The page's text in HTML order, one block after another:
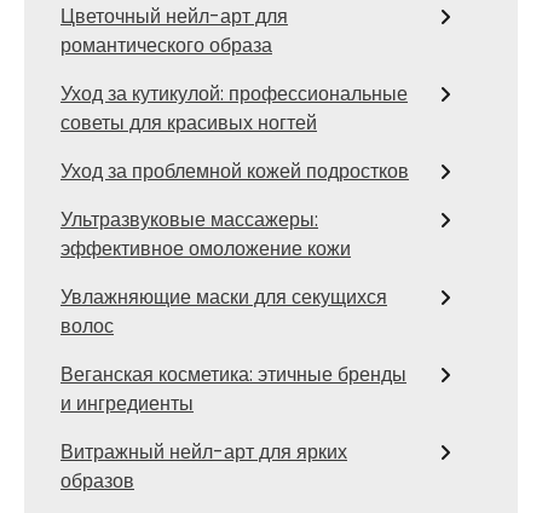
Цветочный нейл-арт для
романтического образа
Уход за кутикулой: профессиональные
советы для красивых ногтей
Уход за проблемной кожей подростков
Ультразвуковые массажеры:
эффективное омоложение кожи
Увлажняющие маски для секущихся
волос
Веганская косметика: этичные бренды
и ингредиенты
Витражный нейл-арт для ярких
образов